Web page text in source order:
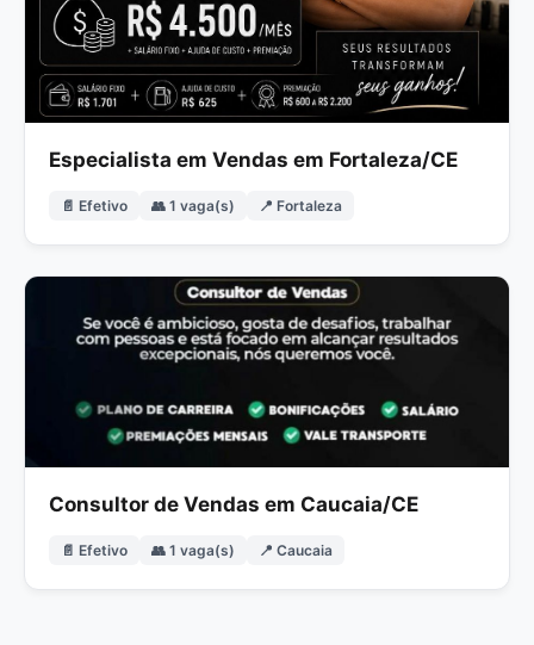
Especialista em Vendas em Fortaleza/CE
📄 Efetivo 👥 1 vaga(s) 📍 Fortaleza
Consultor de Vendas em Caucaia/CE
📄 Efetivo 👥 1 vaga(s) 📍 Caucaia